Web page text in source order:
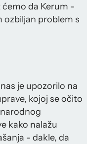
da Kerum -
ozbiljan problem s
je upozorilo na
kojoj se očito
kako nalažu
- dakle, da